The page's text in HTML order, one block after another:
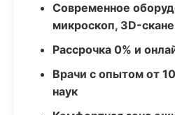
Современное
микроскоп, 3D-
Рассрочка 0% и
Врачи с опытом от
наук